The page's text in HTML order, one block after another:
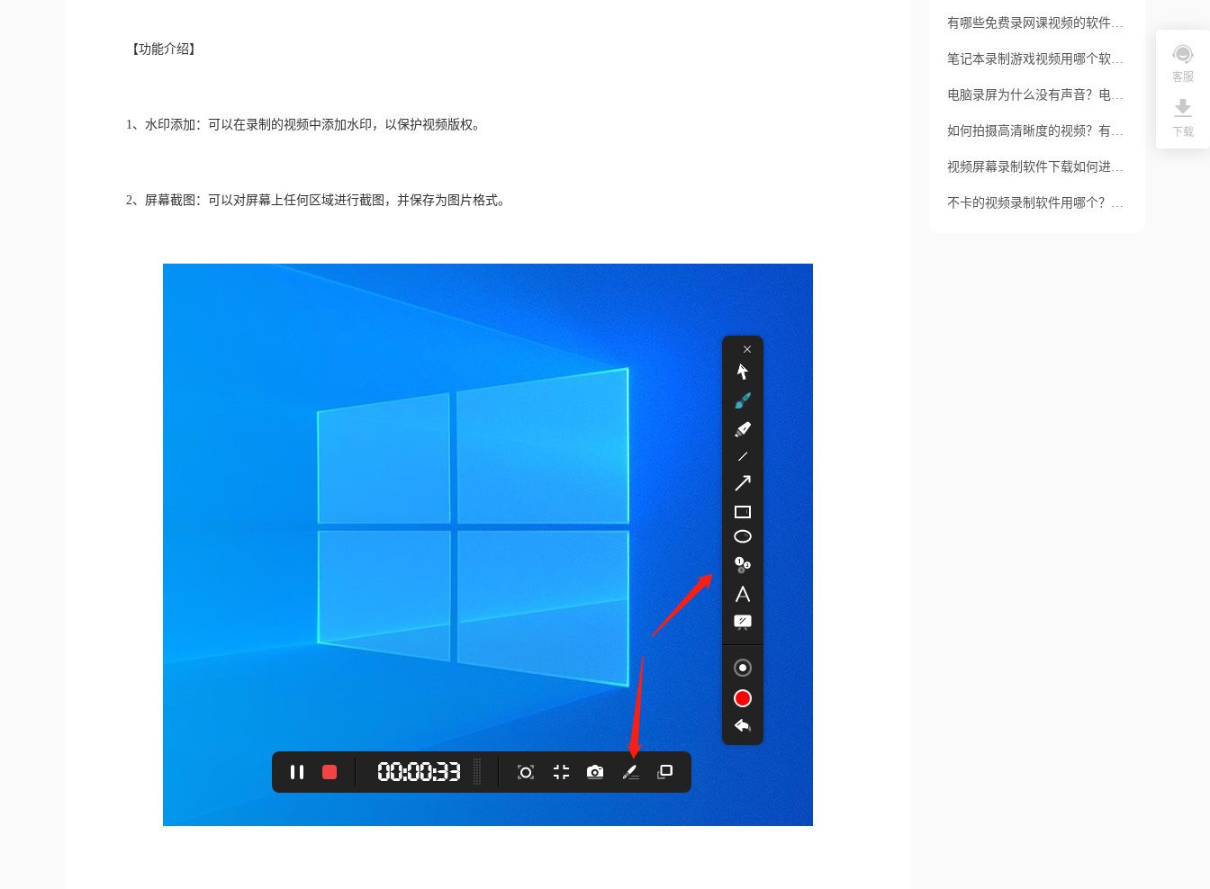
【功能介绍】
1、水印添加：可以在录制的视频中添加水印，以保护视频版权。
2、屏幕截图：可以对屏幕上任何区域进行截图，并保存为图片格式。
有哪些免费录网课视频的软件？福昕录屏大师有哪些特色？
笔记本录制游戏视频用哪个软件好？如何操作？
电脑录屏为什么没有声音？电脑录屏前应注意什么？
如何拍摄高清晰度的视频？有哪些软件可以提供视频录制高清晰度的录制？
视频屏幕录制软件下载如何进行？福昕录屏大师有哪些功能？
不卡的视频录制软件用哪个？windows怎么录屏？
客服
下载